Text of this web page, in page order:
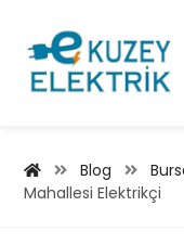
Blog
Mahallesi Elektrikçi